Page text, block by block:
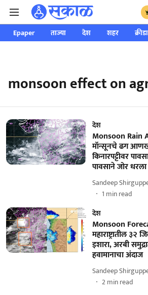
Epaper ताज्या देश शहर क्रीडा
monsoon effect on
देश
Monsoon Rain
मॉन्सूनचे ढग
किनारपट्टीवर
पावसाने जोर धरला
Sandeep
1 min read
देश
Monsoon
महाराष्ट्रातील ३२
इशारा, अरबी
हवामानाचा अंदाज
Sandeep
2min read